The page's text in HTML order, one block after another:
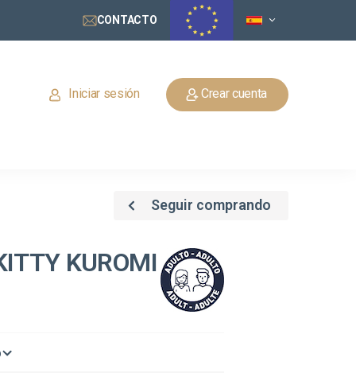
CONTACTO
Iniciar sesión Crear cuenta
Seguir comprando
KUROMI